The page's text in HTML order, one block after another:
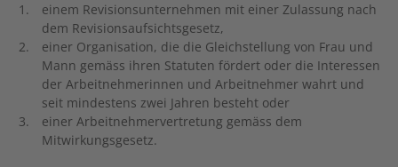
einem Revisionsunternehmen mit einer Zulassung nach
dem Revisionsaufsichtsgesetz,
einer Organisation, die die Gleichstellung von Frau und
Mann gemäss ihren Statuten fördert oder die Interessen
der Arbeitnehmerinnen und Arbeitnehmer wahrt und
seit mindestens zwei Jahren besteht oder
einer Arbeitnehmervertretung gemäss dem
Mitwirkungsgesetz.